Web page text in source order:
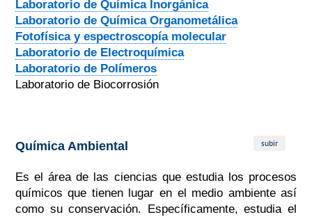
Laboratorio de Química Inorgánica
Laboratorio de Química Organometálica
Fotofísica y espectroscopía molecular
Laboratorio de Electroquímica
Laboratorio de Polímeros
Laboratorio de Biocorrosión
Química Ambiental subir
Es el área de las ciencias que estudia los procesos
químicos que tienen lugar en el medio ambiente así
como su conservación. Específicamente, estudia el